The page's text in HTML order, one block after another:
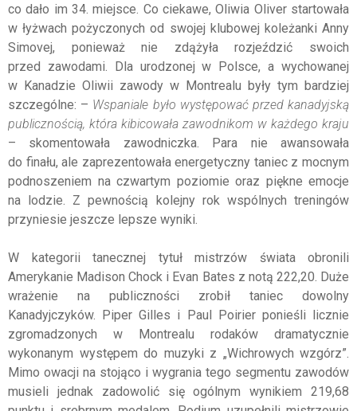
co dało im 34. miejsce. Co ciekawe, Oliwia Oliver startowała
w łyżwach pożyczonych od swojej klubowej koleżanki Anny
Simovej, ponieważ nie zdążyła rozjeździć swoich
przed zawodami. Dla urodzonej w Polsce, a wychowanej
w Kanadzie Oliwii zawody w Montrealu były tym bardziej
szczególne: – Wspaniale było występować przed kanadyjską
publicznością, która kibicowała zawodnikom w każdego kraju
– skomentowała zawodniczka. Para nie awansowała
do finału, ale zaprezentowała energetyczny taniec z mocnym
podnoszeniem na czwartym poziomie oraz piękne emocje
na lodzie. Z pewnością kolejny rok wspólnych treningów
przyniesie jeszcze lepsze wyniki.
W kategorii tanecznej tytuł mistrzów świata obronili
Amerykanie Madison Chock i Evan Bates z notą 222,20. Duże
wrażenie na publiczności zrobił taniec dowolny
Kanadyjczyków. Piper Gilles i Paul Poirier ponieśli licznie
zgromadzonych w Montrealu rodaków dramatycznie
wykonanym występem do muzyki z „Wichrowych wzgórz”.
Mimo owacji na stojąco i wygrania tego segmentu zawodów
musieli jednak zadowolić się ogólnym wynikiem 219,68